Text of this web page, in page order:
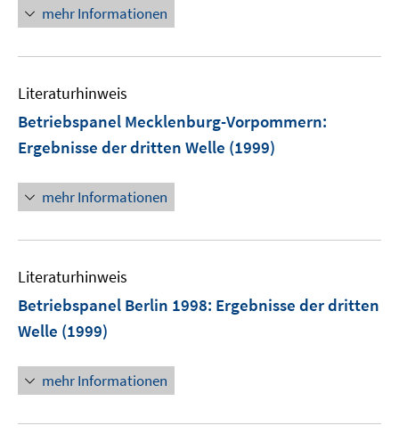
mehr Informationen
Literaturhinweis
Betriebspanel Mecklenburg-Vorpommern:
Ergebnisse der dritten Welle (1999)
mehr Informationen
Literaturhinweis
Betriebspanel Berlin 1998: Ergebnisse der dritten
Welle (1999)
mehr Informationen